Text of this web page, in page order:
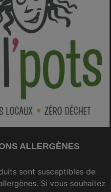
ALLERGÈNES
sont susceptibles de
Si vous souhaitez